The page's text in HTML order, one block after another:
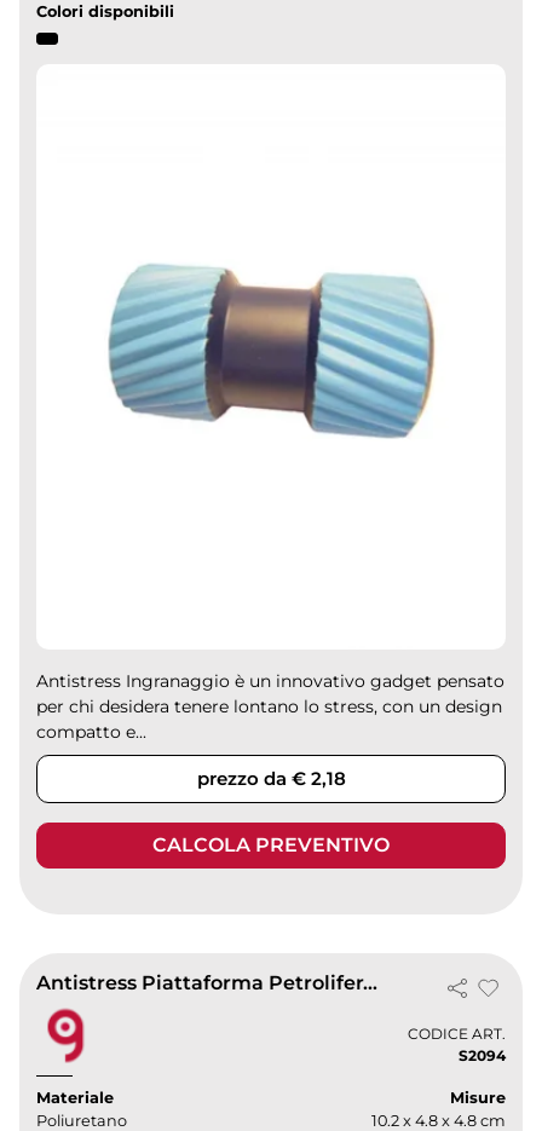
Colori disponibili
Antistress Ingranaggio è un innovativo gadget pensato
per chi desidera tenere lontano lo stress, con un design
compatto e...
prezzo da € 2,18
CALCOLA PREVENTIVO
Antistress Piattaforma Petrolifera in Poliuretano 34g -
CODICE ART.
S2094
Materiale
Poliuretano
Misure
10.2 x 4.8 x 4.8 cm